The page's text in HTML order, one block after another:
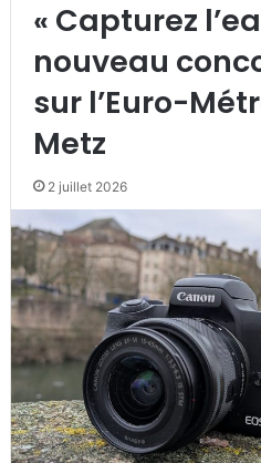
« Capturez
nouveau
sur l’Euro-
Metz
2 juillet 2026